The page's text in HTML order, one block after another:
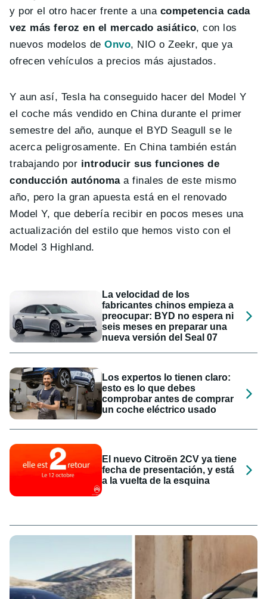
y por el otro hacer frente a una competencia cada
vez más feroz en el mercado asiático, con los
nuevos modelos deOnvo, NIO o Zeekr, que ya
ofrecen vehículos a precios más ajustados.
Y aun así, Tesla ha conseguido hacer del Model Y
el coche más vendido en China durante el primer
semestre del año, aunque el BYD Seagull se le
acerca peligrosamente. En China también están
trabajando por introducir sus funciones de
conducción autónomaa finales de este mismo
año, pero la gran apuesta está en el renovado
Model Y, que debería recibir en pocos meses una
actualización del estilo que hemos visto con el
Model 3 Highland.
La velocidad de los
fabricantes chinos empieza a
preocupar: BYD no espera ni
seis meses en preparar una
nueva versión del Seal 07
Los expertos lo tienen claro:
esto es lo que debes
comprobar antes de comprar
un coche eléctrico usado
El nuevo Citroën 2CV ya tiene
fecha de presentación, y está
a la vuelta de la esquina